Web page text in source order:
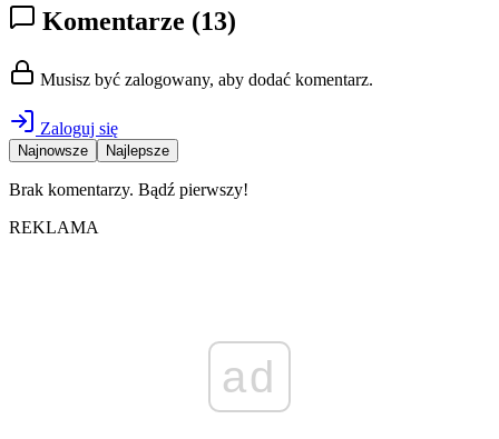
Komentarze (13)
Musisz być zalogowany, aby dodać komentarz.
Zaloguj się
Najnowsze Najlepsze
Brak komentarzy. Bądź pierwszy!
REKLAMA
ad